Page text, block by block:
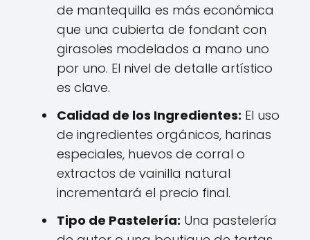
de mantequilla es más económica
que una cubierta de fondant con
girasoles modelados a mano uno
por uno. El nivel de detalle artístico
es clave.
Calidad de los Ingredientes: El uso
de ingredientes orgánicos, harinas
especiales, huevos de corral o
extractos de vainilla natural
incrementará el precio final.
Tipo de Pastelería: Una pastelería